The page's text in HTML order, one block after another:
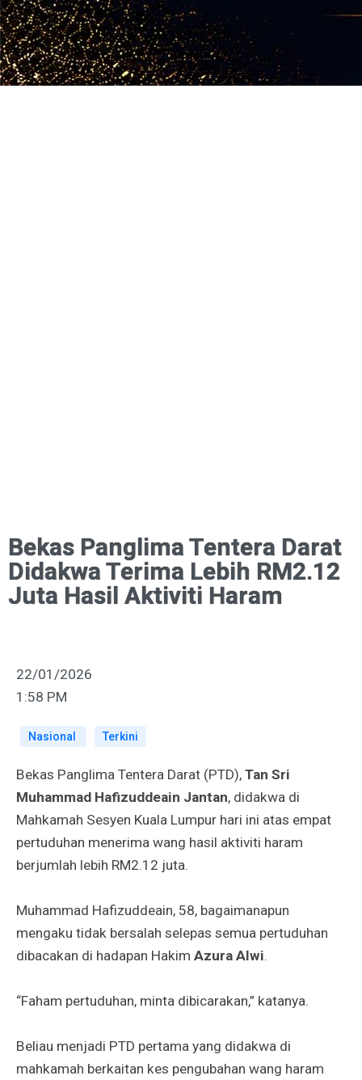
Bekas Panglima Tentera Darat
Didakwa Terima Lebih RM2.12
Juta Hasil Aktiviti Haram
22/01/2026
1:58 PM
Nasional Terkini
Bekas Panglima Tentera Darat (PTD), Tan Sri
Muhammad Hafizuddeain Jantan, didakwa di
Mahkamah Sesyen Kuala Lumpur hari ini atas empat
pertuduhan menerima wang hasil aktiviti haram
berjumlah lebih RM2.12 juta.
Muhammad Hafizuddeain, 58, bagaimanapun
mengaku tidak bersalah selepas semua pertuduhan
dibacakan di hadapan Hakim Azura Alwi.
“Faham pertuduhan, minta dibicarakan,” katanya.
Beliau menjadi PTD pertama yang didakwa di
mahkamah berkaitan kes pengubahan wang haram